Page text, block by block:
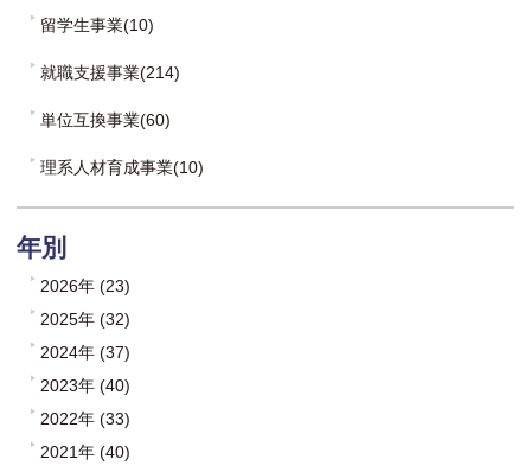
留学生事業(10)
就職支援事業(214)
単位互換事業(60)
理系人材育成事業(10)
年別
2026年 (23)
2025年 (32)
2024年 (37)
2023年 (40)
2022年 (33)
2021年 (40)